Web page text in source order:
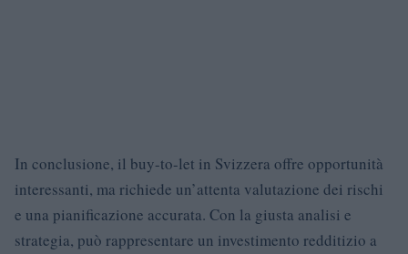
In conclusione, il buy-to-let in Svizzera offre opportunità
interessanti, ma richiede un’attenta valutazione dei rischi
e una pianificazione accurata. Con la giusta analisi e
strategia, può rappresentare un investimento redditizio a